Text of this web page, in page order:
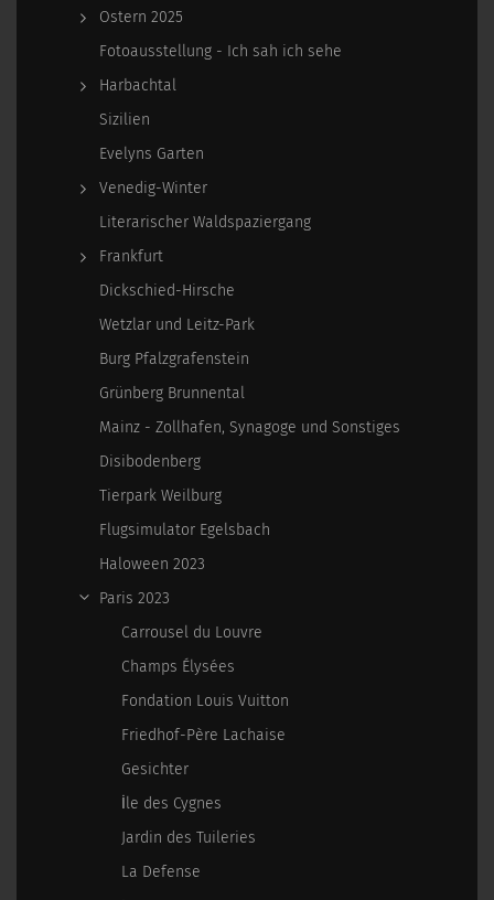
Ostern 2025
Fotoausstellung - Ich sah ich sehe
Harbachtal
Sizilien
Evelyns Garten
Venedig-Winter
Literarischer Waldspaziergang
Frankfurt
Dickschied-Hirsche
Wetzlar und Leitz-Park
Burg Pfalzgrafenstein
Grünberg Brunnental
Mainz - Zollhafen, Synagoge und Sonstiges
Disibodenberg
Tierpark Weilburg
Flugsimulator Egelsbach
Haloween 2023
Paris 2023
Carrousel du Louvre
Champs Élysées
Fondation Louis Vuitton
Friedhof-Père Lachaise
Gesichter
İle des Cygnes
Jardin des Tuileries
La Defense